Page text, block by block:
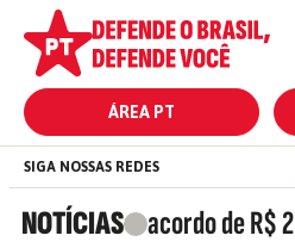
ÁREA PT
NOTÍCIAS acordo de R$ 2
SIGA NOSSAS REDES